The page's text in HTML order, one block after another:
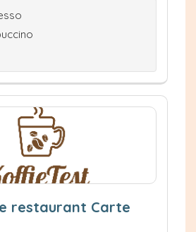
restaurant Carte